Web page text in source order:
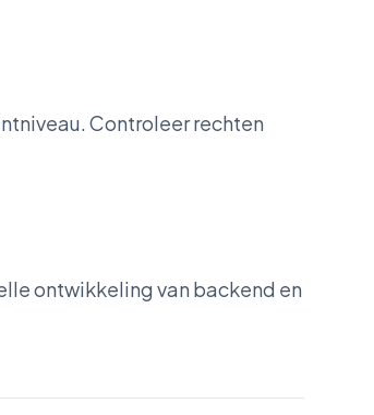
Controleer rechten
ontwikkeling van backend en